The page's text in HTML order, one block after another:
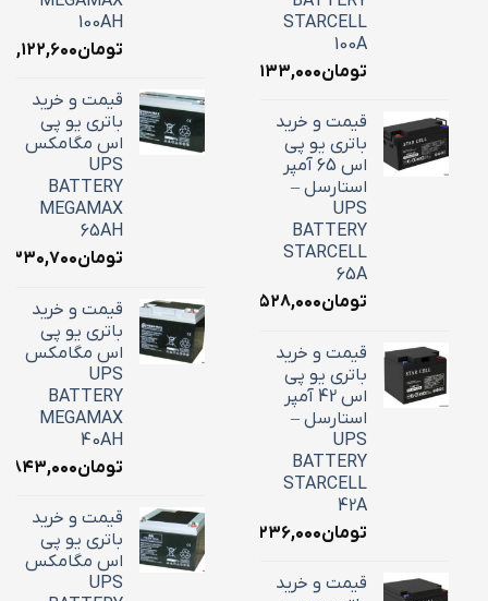
STARCELL
100A
تومان۳۴,۱۳۳,۰۰۰
قیمت و خرید
باتری یو پی
اس 65 آمپر
استارسل –
UPS
BATTERY
STARCELL
65A
تومان۲۲,۵۲۸,۰۰۰
قیمت و خرید
باتری یو پی
اس 42 آمپر
استارسل –
UPS
BATTERY
STARCELL
42A
تومان۱۶,۲۳۶,۰۰۰
قیمت و خرید
100AH
تومان
قیمت و خرید
باتری یو پی
اس مگامکس
UPS
BATTERY
MEGAMAX
65AH
تومان
قیمت و خرید
باتری یو پی
اس مگامکس
UPS
BATTERY
MEGAMAX
40AH
تومان
قیمت و خرید
باتری یو پی
اس مگامکس
UPS